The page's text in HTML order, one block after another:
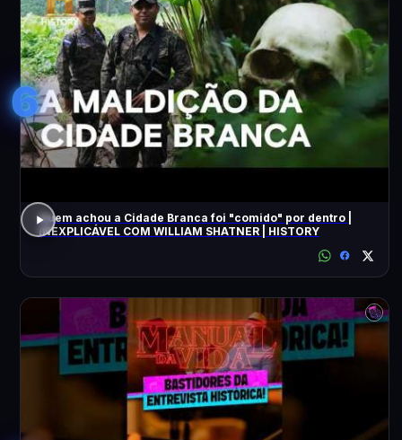
6
Quem achou a Cidade Branca foi "comido" por dentro |
INEXPLICÁVEL COM WILLIAM SHATNER | HISTORY